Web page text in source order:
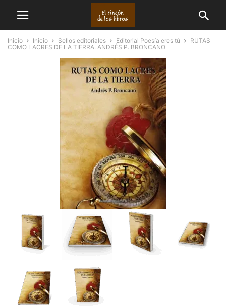
Inicio Inicio Sellos editoriales Editorial Poesía eres tú
RUTAS
COMO LACRES DE LA TIERRA. ANDRÉS P. BRONCANO